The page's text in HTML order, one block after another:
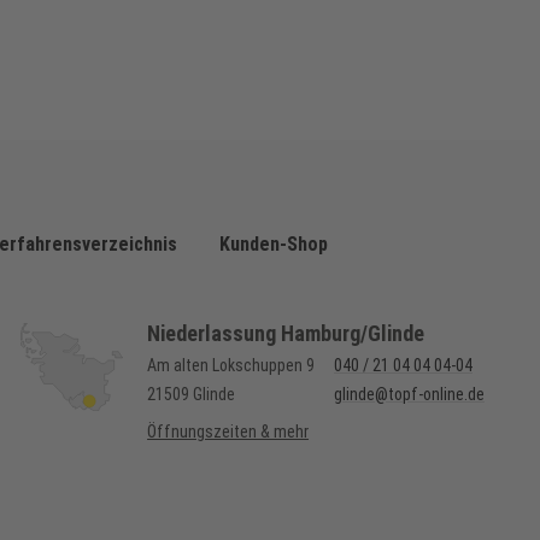
Kunden-Shop
Niederlassung Hamburg/Glinde
Am alten Lokschuppen 9
21509 Glinde
040 / 21 04 04 04-04
glinde@topf-online.de
Öffnungszeiten & mehr